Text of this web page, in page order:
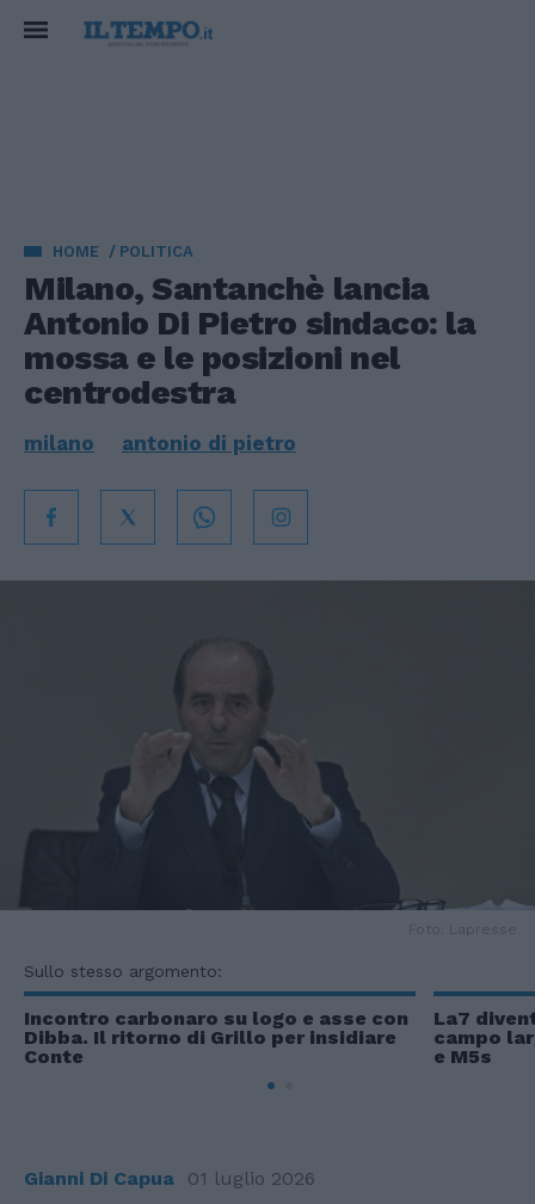
HOME POLITICA
Milano, Santanchè lancia
Antonio Di Pietro sindaco: la
mossa e le posizioni nel
centrodestra
milano antonio di pietro
Sullo stesso argomento:
Incontro carbonaro su logo e asse con
Dibba. Il ritorno di Grillo per insidiare
Conte
La7
campo
e M5s
Gianni Di Capua 01 luglio 2026